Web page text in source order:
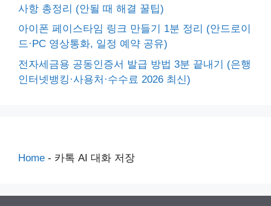
사항 총정리 (안될 때 해결 꿀팁)
아이폰 페이스타임 링크 만들기 1분 정리 (안드로이
드·PC 영상통화, 일정 예약 공유)
전자세금용 공동인증서 발급 방법 3분 끝내기 (은행
인터넷뱅킹·사용처·수수료 2026 최신)
Home - 카톡 AI 대화 저장